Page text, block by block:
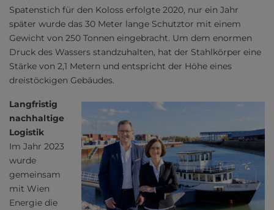
Spatenstich für den Koloss erfolgte 2020, nur ein Jahr
später wurde das 30 Meter lange Schutztor mit einem
Gewicht von 250 Tonnen eingebracht. Um dem enormen
Druck des Wassers standzuhalten, hat der Stahlkörper eine
Stärke von 2,1 Metern und entspricht der Höhe eines
dreistöckigen Gebäudes.
Langfristig
nachhaltige
Logistik
Im Jahr 2023
wurde
gemeinsam
mit Wien
Energie die